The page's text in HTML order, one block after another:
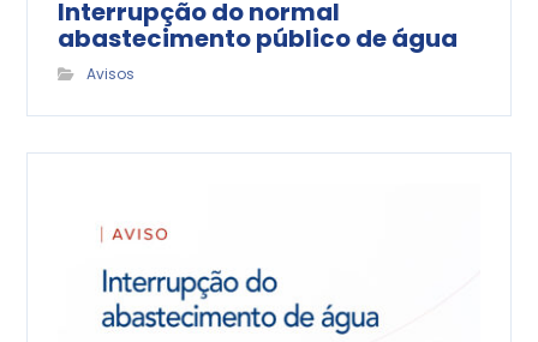
Interrupção do normal
abastecimento público de água
Avisos